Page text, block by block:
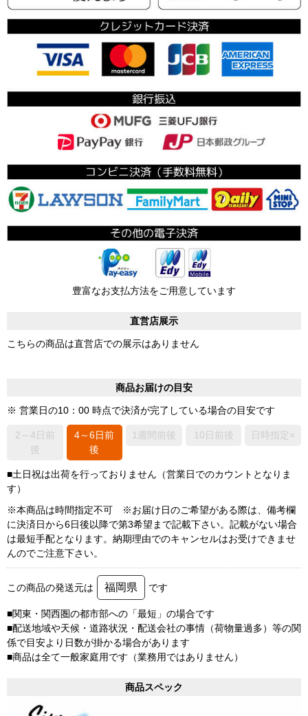
豊富なお支払方法をご用意しています
直営店展示
こちらの商品は直営店での展示はありません
商品お届けの目安
※ 営業日の10：00 時点で決済が完了している場合の目安です
2～4日前
後
4～6日前
後
1週間前後 10日前後 日時指定×
■土日祝は出荷を行っておりません（営業日でのカウントとなりま
す）
※本商品は時間指定不可 ※お届け日のご希望がある際は、備考欄
に決済日から6日後以降で第3希望まで記載下さい。記載がない場合
は最短手配となります。納期理由でのキャンセルはお受けできませ
んのでご注意下さい。
この商品の発送元は 福岡県 です
■関東・関西圏の都市部への「最短」の場合です
■配送地域や天候・道路状況・配送会社の事情（荷物量過多）等の関
係で目安より日数が掛かる場合があります
■商品は全て一般家庭用です（業務用ではありません）
商品スペック